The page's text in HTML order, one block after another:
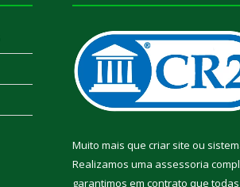
Muito mais que criar site ou
Realizamos uma assessoria
garantimos em contrato que